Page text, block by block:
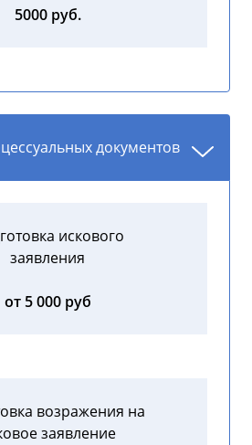
5000 руб.
документов
искового
заявления
от 5 000 руб
возражения на
заявление